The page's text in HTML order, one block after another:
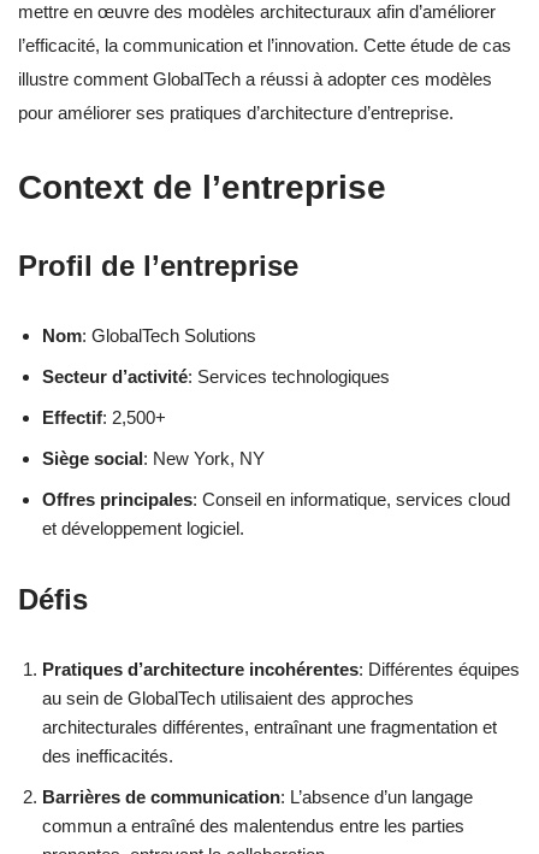
mettre en œuvre des modèles architecturaux afin d’améliorer
l’efficacité, la communication et l’innovation. Cette étude de cas
illustre comment GlobalTech a réussi à adopter ces modèles
pour améliorer ses pratiques d’architecture d’entreprise.
Context de l’entreprise
Profil de l’entreprise
Nom: GlobalTech Solutions
Secteur d’activité: Services technologiques
Effectif: 2,500+
Siège social: New York, NY
Offres principales: Conseil en informatique, services cloud
et développement logiciel.
Défis
Pratiques d’architecture incohérentes: Différentes équipes
au sein de GlobalTech utilisaient des approches
architecturales différentes, entraînant une fragmentation et
des inefficacités.
Barrières de communication: L’absence d’un langage
commun a entraîné des malentendus entre les parties